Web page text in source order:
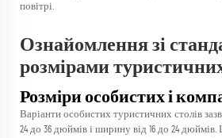
повітрі.
Ознайомлення зі
розмірами
Розміри особистих і
Варіанти особистих туристичних столів
24 до 36 дюймів і ширину від 16 до 24 дюймів.